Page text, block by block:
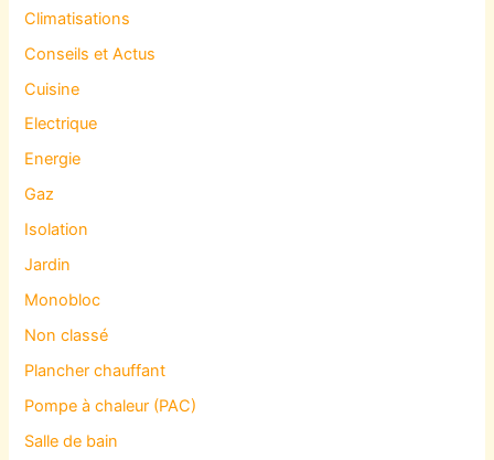
Climatisations
Conseils et Actus
Cuisine
Electrique
Energie
Gaz
Isolation
Jardin
Monobloc
Non classé
Plancher chauffant
Pompe à chaleur (PAC)
Salle de bain